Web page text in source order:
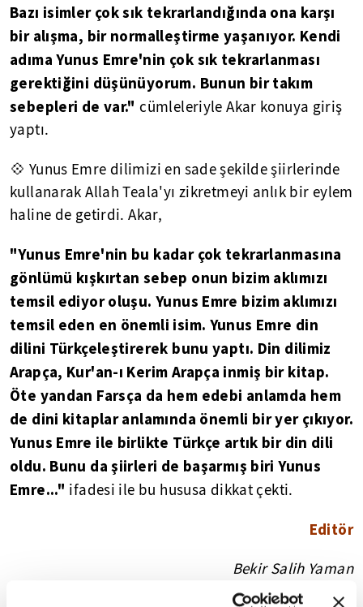
Bazı isimler çok sık tekrarlandığında ona karşı
bir alışma, bir normalleştirme yaşanıyor. Kendi
adıma Yunus Emre'nin çok sık tekrarlanması
gerektiğini düşünüyorum. Bunun bir takım
sebepleri de var." cümleleriyle Akar konuya giriş
yaptı.
💠 Yunus Emre dilimizi en sade şekilde şiirlerinde
kullanarak Allah Teala'yı zikretmeyi anlık bir eylem
haline de getirdi. Akar,
"Yunus Emre'nin bu kadar çok tekrarlanmasına
gönlümü kışkırtan sebep onun bizim aklımızı
temsil ediyor oluşu. Yunus Emre bizim aklımızı
temsil eden en önemli isim. Yunus Emre din
dilini Türkçeleştirerek bunu yaptı. Din dilimiz
Arapça, Kur'an-ı Kerim Arapça inmiş bir kitap.
Öte yandan Farsça da hem edebi anlamda hem
de dini kitaplar anlamında önemli bir yer çıkıyor.
Yunus Emre ile birlikte Türkçe artık bir din dili
oldu. Bunu da şiirleri de başarmış biri Yunus
Emre..." ifadesi ile bu hususa dikkat çekti.
Editör
Bekir Salih Yaman
Özge Özkul